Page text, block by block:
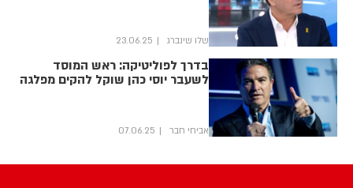
שלו שינברג 23.06.25
בדרך לפוליטיקה: ראש המוסד
לשעבר יוסי כהן שוקל להקים מפלגה
אביחי חבר 07.06.25